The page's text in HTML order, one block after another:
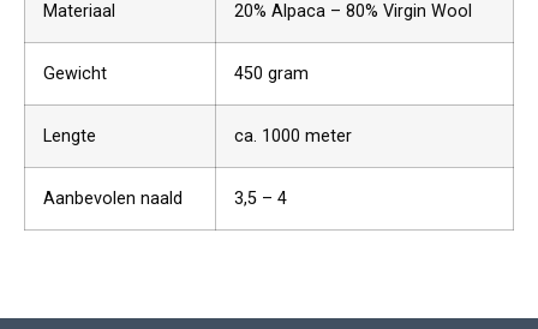
Materiaal 20% Alpaca – 80% Virgin Wool
Gewicht 450 gram
Lengte ca. 1000 meter
Aanbevolen naald 3,5 – 4